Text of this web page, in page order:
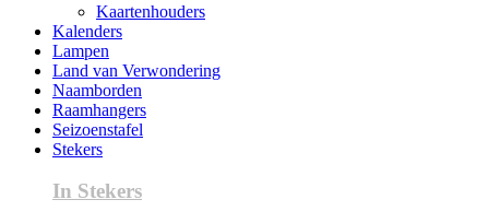
Kaartenhouders
Kalenders
Lampen
Land van Verwondering
Naamborden
Raamhangers
Seizoenstafel
Stekers
In Stekers